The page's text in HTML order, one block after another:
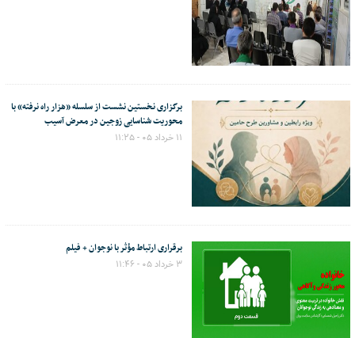
برگزاری نخستین نشست از سلسله «هزار راه نرفته» با
محوریت شناسایی زوجین در معرض آسیب
۱۱ خرداد ۰۵ - ۱۱:۲۵
برقراری ارتباط مؤثر با نوجوان + فیلم
۳ خرداد ۰۵ - ۱۱:۴۶